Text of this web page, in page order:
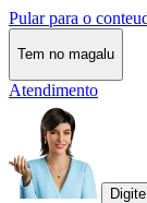
Pular para o
Tem no magalu
Atendimento